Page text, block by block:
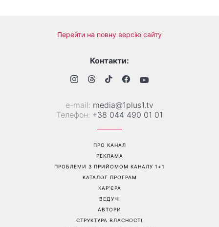
Перейти на повну версію сайту
Контакти:
е-mail: media@1plus1.tv
Телефон: +38 044 490 01 01
ПРО КАНАЛ
РЕКЛАМА
ПРОБЛЕМИ З ПРИЙОМОМ КАНАЛУ 1+1
КАТАЛОГ ПРОГРАМ
КАР’ЄРА
ВЕДУЧІ
АВТОРИ
СТРУКТУРА ВЛАСНОСТІ